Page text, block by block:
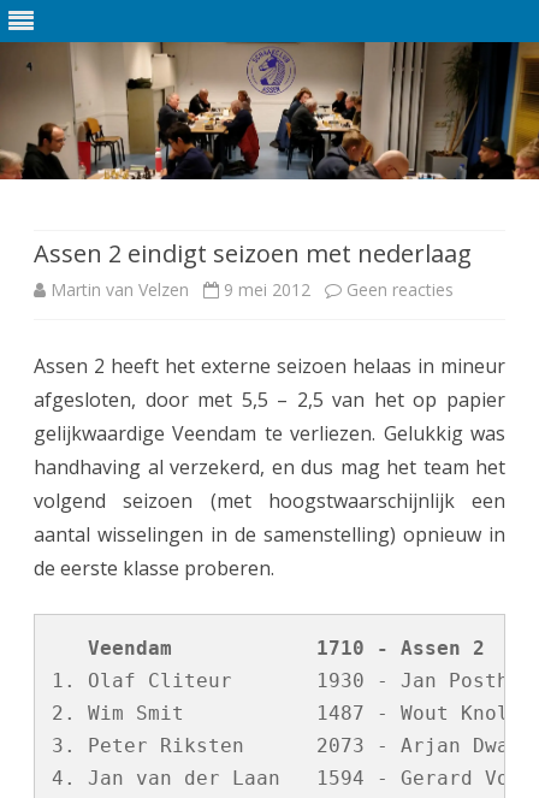
de
inhoud
Assen 2 eindigt seizoen met nederlaag
Martin van Velzen 9 mei 2012 Geen reacties
A
s
e
n
i
n
d
Assen 2 heeft het externe seizoen helaas in mineur
afgesloten, door met 5,5 – 2,5 van het op papier
gelijkwaardige Veendam te verliezen. Gelukkig was
handhaving al verzekerd, en dus mag het team het
volgend seizoen (met hoogstwaarschijnlijk een
aantal wisselingen in de samenstelling) opnieuw in
de eerste klasse proberen.
Veendam            1710 - Assen 2
1. Olaf Cliteur       1930 - Jan
2. Wim Smit           1487 - Wout
3. Peter Riksten      2073 - Arjan
4. Jan van der Laan   1594 - Gerard